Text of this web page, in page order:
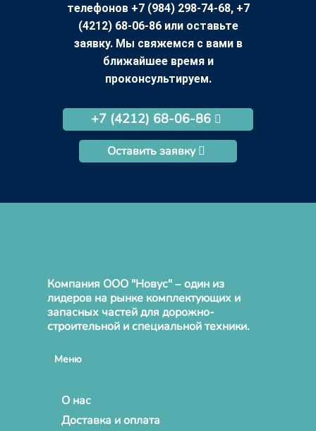
телефонов +7 (984) 298-74-68, +7
(4212) 68-06-86 или оставьте
заявку. Мы свяжемся с вами в
ближайшее время и
проконсультируем.
+7 (4212) 68-06-86
Оставить заявку
Компания ООО "Новус" – один из
лидеров на рынке комплектующих и
запасных частей для дорожно-
строительной и специальной техники.
Меню
О нас
Доставка и оплата